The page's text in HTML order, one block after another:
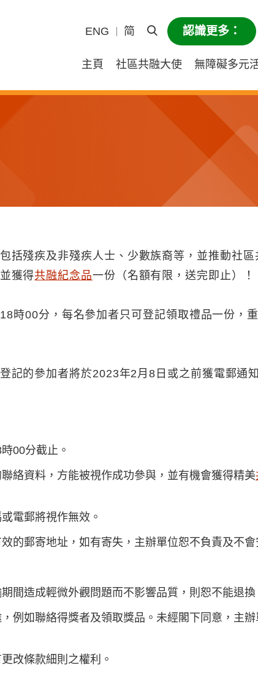
ENG 简 打開頁眉搜尋認識更多：
主頁 社區共融大使 無障礙多元
括殘疾及非殘疾人士、少數族裔等，並推動社
獲得共融紀念品一份（名額有限，送完即止）！
時00分，每名參加者只可登記領取禮品一份，
記的參加者將於2023年2月8日或之前獲電郵通知
00分截止。
絡資料，方能被視作成功參與，並有機會獲得精美
電郵將視作無效。
的郵寄地址，如有寄失，主辦單位恕不負責及不會
間造成輕微外觀問題而不影響品質，則恕不能退換
例如聯絡得獎者及領取獎品。未經閣下同意，主
改條款細則之權利。